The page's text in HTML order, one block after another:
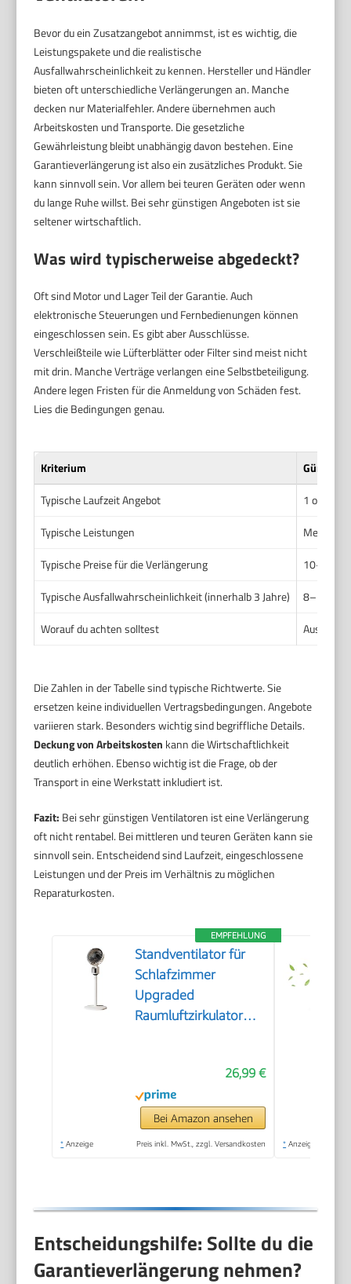
Bevor du ein Zusatzangebot annimmst, ist es wichtig, die
Leistungspakete und die realistische
Ausfallwahrscheinlichkeit zu kennen. Hersteller und Händler
bieten oft unterschiedliche Verlängerungen an. Manche
decken nur Materialfehler. Andere übernehmen auch
Arbeitskosten und Transporte. Die gesetzliche
Gewährleistung bleibt unabhängig davon bestehen. Eine
Garantieverlängerung ist also ein zusätzliches Produkt. Sie
kann sinnvoll sein. Vor allem bei teuren Geräten oder wenn
du lange Ruhe willst. Bei sehr günstigen Angeboten ist sie
seltener wirtschaftlich.
Was wird typischerweise abgedeckt?
Oft sind Motor und Lager Teil der Garantie. Auch
elektronische Steuerungen und Fernbedienungen können
eingeschlossen sein. Es gibt aber Ausschlüsse.
Verschleißteile wie Lüfterblätter oder Filter sind meist nicht
mit drin. Manche Verträge verlangen eine Selbstbeteiligung.
Andere legen Fristen für die Anmeldung von Schäden fest.
Lies die Bedingungen genau.
Kriterium
Typische Laufzeit Angebot
1 oder 2
Typische Leistungen
Meist
Typische Preise für die Verlängerung
10–30 €
Typische Ausfallwahrscheinlichkeit (innerhalb 3 Jahre)
8–15%
Worauf du achten solltest
Die Zahlen in der Tabelle sind typische Richtwerte. Sie
ersetzen keine individuellen Vertragsbedingungen. Angebote
variieren stark. Besonders wichtig sind begriffliche Details.
Deckung von Arbeitskosten kann die Wirtschaftlichkeit
deutlich erhöhen. Ebenso wichtig ist die Frage, ob der
Transport in eine Werkstatt inkludiert ist.
Fazit: Bei sehr günstigen Ventilatoren ist eine Verlängerung
oft nicht rentabel. Bei mittleren und teuren Geräten kann sie
sinnvoll sein. Entscheidend sind Laufzeit, eingeschlossene
Leistungen und der Preis im Verhältnis zu möglichen
Reparaturkosten.
EMPFEHLUNG
Standventilator für
Schlafzimmer
Upgraded
Raumluftzirkulator
26,99 €
Bei Amazon ansehen
* Anzeige Preis inkl. MwSt., zzgl. Versandkosten * Anzeige
Entscheidungshilfe: Sollte du die
Garantieverlängerung nehmen?